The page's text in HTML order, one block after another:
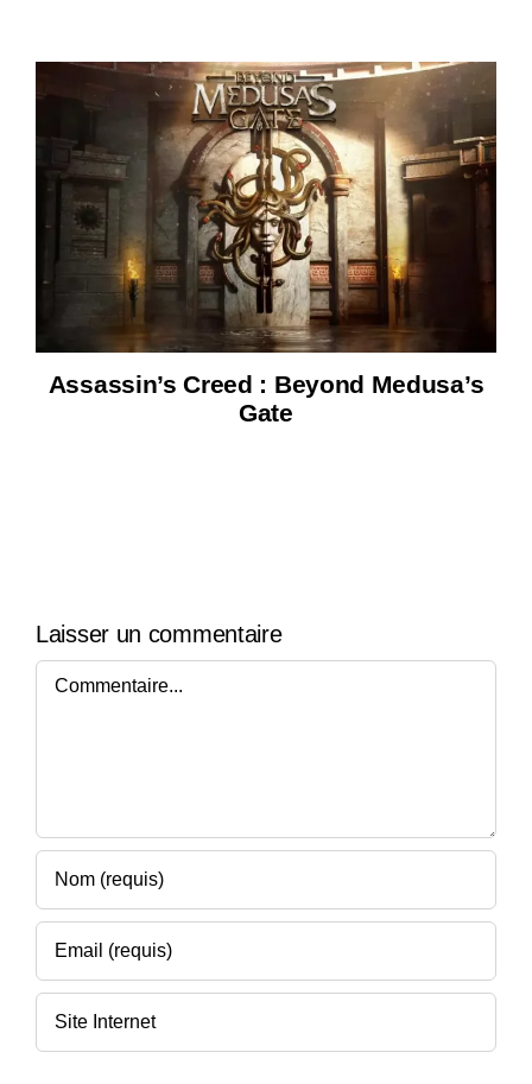
Assassin’s Creed : Beyond Medusa’s
Gate
Laisser un commentaire
Commentaire